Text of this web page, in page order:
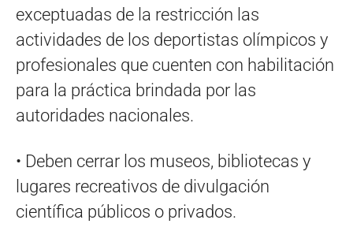
exceptuadas de la restricción las
actividades de los deportistas olímpicos y
profesionales que cuenten con habilitación
para la práctica brindada por las
autoridades nacionales.
• Deben cerrar los museos, bibliotecas y
lugares recreativos de divulgación
científica públicos o privados.